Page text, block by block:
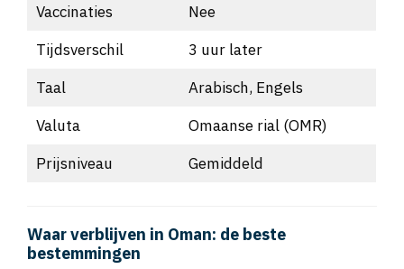
Vaccinaties
Nee
Tijdsverschil
3 uur later
Taal
Arabisch, Engels
Valuta
Omaanse rial (OMR)
Prijsniveau
Gemiddeld
Waar verblijven in Oman: de beste
bestemmingen